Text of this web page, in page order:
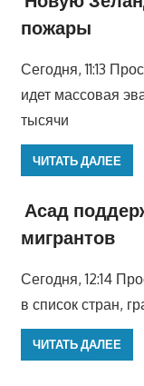
пожары
Сегодня, 11:13
идет массовая
тысячи
ЧИТАТЬ ДАЛЕЕ
Асад
мигрантов
Сегодня, 12:14
в список стран,
ЧИТАТЬ ДАЛЕЕ